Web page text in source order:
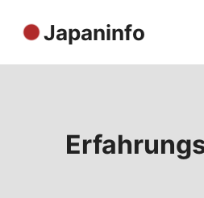
Inhalt
Japaninfo